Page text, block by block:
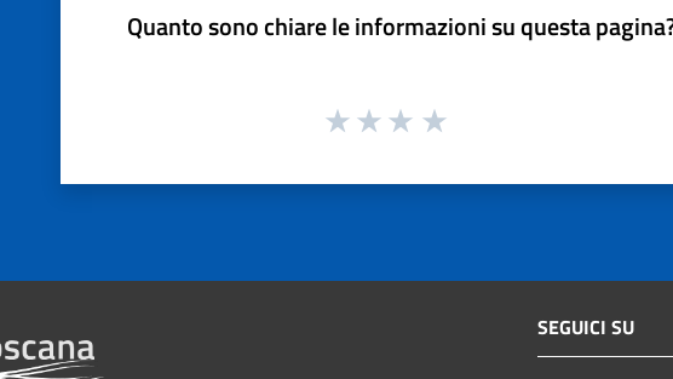
Quanto sono chiare le informazioni su questa
SEGUICI SU